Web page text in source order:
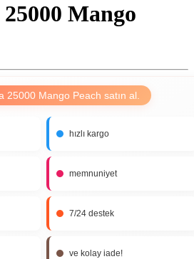
Mango
25000 Mango Peach satın al.
hızlı kargo
memnuniyet
7/24 destek
ve kolay iade!